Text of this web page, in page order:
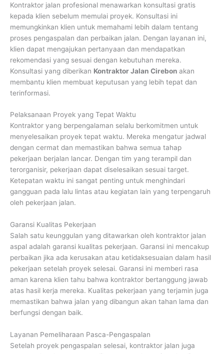
Kontraktor jalan profesional menawarkan konsultasi gratis
kepada klien sebelum memulai proyek. Konsultasi ini
memungkinkan klien untuk memahami lebih dalam tentang
proses pengaspalan dan perbaikan jalan. Dengan layanan ini,
klien dapat mengajukan pertanyaan dan mendapatkan
rekomendasi yang sesuai dengan kebutuhan mereka.
Konsultasi yang diberikan Kontraktor Jalan Cirebon akan
membantu klien membuat keputusan yang lebih tepat dan
terinformasi.
Pelaksanaan Proyek yang Tepat Waktu
Kontraktor yang berpengalaman selalu berkomitmen untuk
menyelesaikan proyek tepat waktu. Mereka mengatur jadwal
dengan cermat dan memastikan bahwa semua tahap
pekerjaan berjalan lancar. Dengan tim yang terampil dan
terorganisir, pekerjaan dapat diselesaikan sesuai target.
Ketepatan waktu ini sangat penting untuk menghindari
gangguan pada lalu lintas atau kegiatan lain yang terpengaruh
oleh pekerjaan jalan.
Garansi Kualitas Pekerjaan
Salah satu keunggulan yang ditawarkan oleh kontraktor jalan
aspal adalah garansi kualitas pekerjaan. Garansi ini mencakup
perbaikan jika ada kerusakan atau ketidaksesuaian dalam hasil
pekerjaan setelah proyek selesai. Garansi ini memberi rasa
aman karena klien tahu bahwa kontraktor bertanggung jawab
atas hasil kerja mereka. Kualitas pekerjaan yang terjamin juga
memastikan bahwa jalan yang dibangun akan tahan lama dan
berfungsi dengan baik.
Layanan Pemeliharaan Pasca-Pengaspalan
Setelah proyek pengaspalan selesai, kontraktor jalan juga